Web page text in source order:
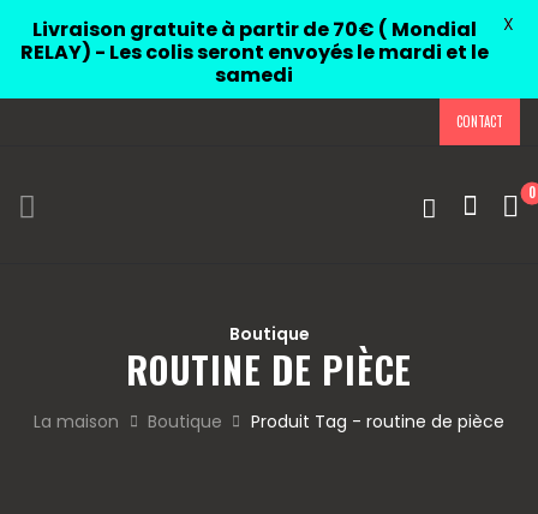
CONTACT
0
Boutique
ROUTINE DE PIÈCE
La maison Boutique Produit Tag - routine de pièce
Livraison gratuite à partir de 70€ ( Mondial
RELAY) - Les colis seront envoyés le mardi et le
samedi
X